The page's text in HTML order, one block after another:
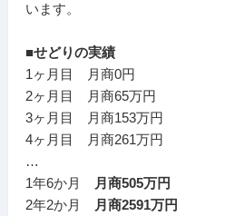
います。
■せどりの実績
1ヶ月目 月商0円
2ヶ月目 月商65万円
3ヶ月目 月商153万円
4ヶ月目 月商261万円
…
1年6か月
月商505万円
2年2か月
月商2591万円